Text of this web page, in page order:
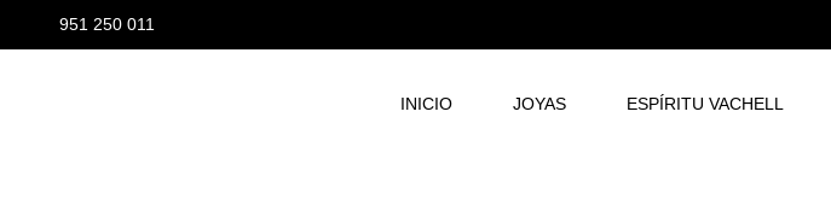
951 250 011
INICIO JOYAS ESPÍRITU VACHELL